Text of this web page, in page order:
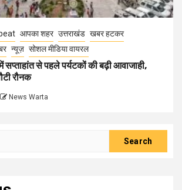
आपका शहर उत्तराखंड खबर हटकर
न्यूज़ सोशल मीडिया वायरल
से पहले पर्यटकों की बढ़ी आवाजाही,
रौनक
News Warta